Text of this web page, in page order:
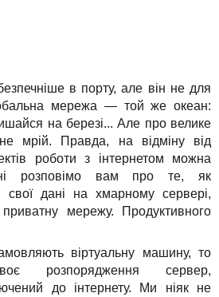
в порту, але він не для
мережа — той же океан:
на березі... Але про велике
мрій. Правда, на відміну від
роботи з інтернетом можна
розповімо вам про те, як
свої дані на хмарному сервері,
мережу. Продуктивного
віртуальну машину, то
розпорядження сервер,
до інтернету. Ми ніяк не